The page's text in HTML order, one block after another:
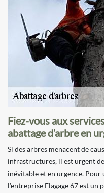
Fiez-vous aux
abattage d’arbre en
Si des arbres menacent de
infrastructures, il est urgent
inévitable et en urgence. Pour
l’entreprise Elagage 67 est